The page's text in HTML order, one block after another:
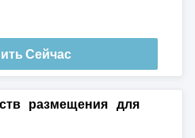
Сейчас
размещения для